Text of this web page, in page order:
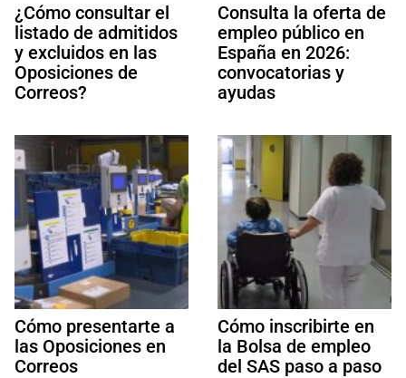
¿Cómo consultar el
listado de admitidos
y excluidos en las
Oposiciones de
Correos?
Consulta la oferta de
empleo público en
España en 2026:
convocatorias y
ayudas
Cómo presentarte a
las Oposiciones en
Correos
Cómo inscribirte en
la Bolsa de empleo
del SAS paso a paso